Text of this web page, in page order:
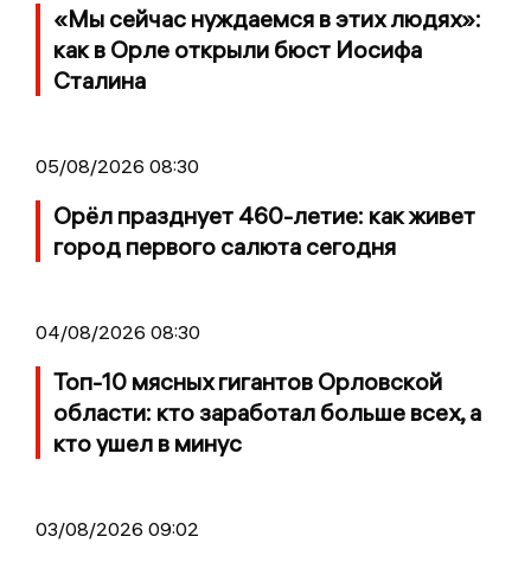
«Мы сейчас нуждаемся в этих людях»:
как в Орле открыли бюст Иосифа
Сталина
05/08/2026 08:30
Орёл празднует 460-летие: как живет
город первого салюта сегодня
04/08/2026 08:30
Топ-10 мясных гигантов Орловской
области: кто заработал больше всех, а
кто ушел в минус
03/08/2026 09:02